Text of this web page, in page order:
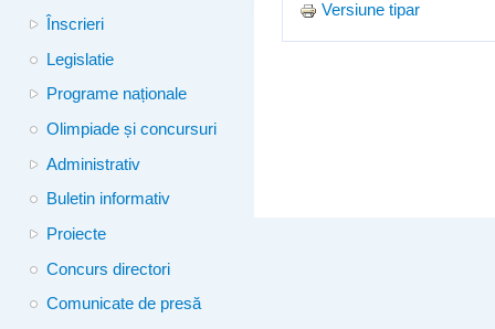
Înscrieri
Legislatie
Programe naționale
Olimpiade și concursuri
Administrativ
Buletin informativ
Proiecte
Concurs directori
Comunicate de presă
Versiune tipar